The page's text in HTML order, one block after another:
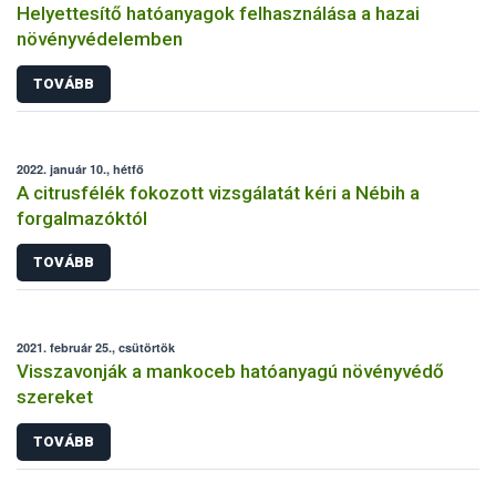
Helyettesítő hatóanyagok felhasználása a hazai
növényvédelemben
TOVÁBB
2022. január 10., hétfő
A citrusfélék fokozott vizsgálatát kéri a Nébih a
forgalmazóktól
TOVÁBB
2021. február 25., csütörtök
Visszavonják a mankoceb hatóanyagú növényvédő
szereket
TOVÁBB